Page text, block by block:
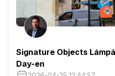
Signature Objects
Day-en